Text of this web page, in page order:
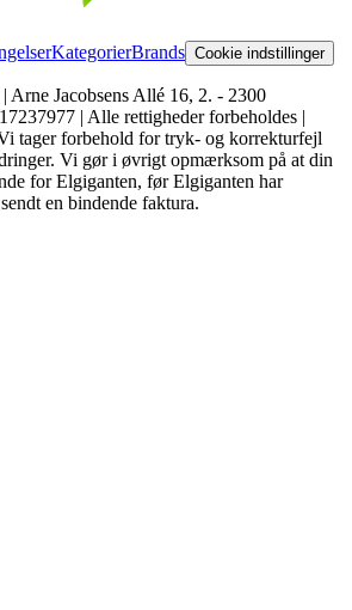
KategorierBrands Cookie indstillinger
Arne Jacobsens Allé 16, 2. - 2300
| Alle rettigheder forbeholdes |
tager forbehold for tryk- og korrekturfejl
Vi gør i øvrigt opmærksom på at din
for Elgiganten, før Elgiganten har
en bindende faktura.